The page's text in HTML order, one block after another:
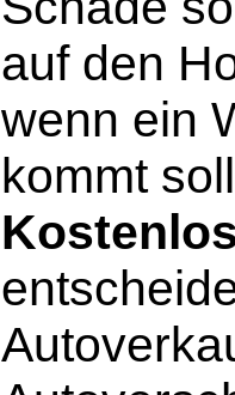
auf den
wenn ein
kommt